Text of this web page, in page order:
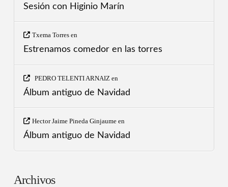
Sesión con Higinio Marín
Txema Torresen
Estrenamos comedor en las torres
PEDRO TELENTI ARNAIZ en
Álbum antiguo de Navidad
Hector Jaime Pineda Ginjaumeen
Álbum antiguo de Navidad
Archivos